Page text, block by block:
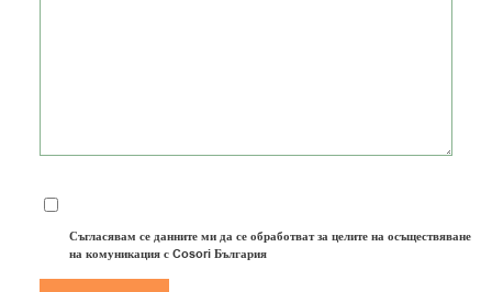
Съгласявам се данните ми да се обработват за целите на осъществяване
на комуникация с Cosori България